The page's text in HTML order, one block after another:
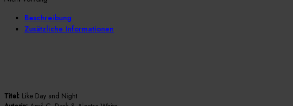
Beschreibung
Zusätzliche Informationen
Titel: Like Day and Night